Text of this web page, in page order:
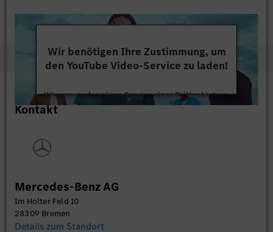
Wir benötigen Ihre Zustimmung, um
den YouTube Video-Service zu laden!
Wir verwenden einen Service eines Drittanbieters,
um Videoinhalte einzubetten. Dieser Service kann
Kontakt
Mercedes-Benz AG
Im Holter Feld 10
28309 Bremen
Details zum Standort